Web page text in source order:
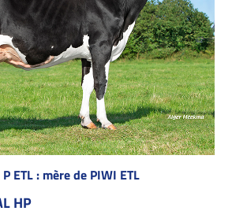
ETL : mère de PIWI ETL
HP